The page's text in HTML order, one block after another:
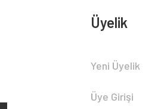
Üyelik
Yeni Üyelik
Üye Girişi